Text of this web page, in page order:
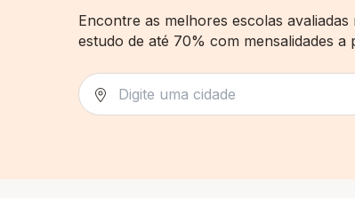
Encontre as melhores escolas
estudo de até 70% com mensalidades a